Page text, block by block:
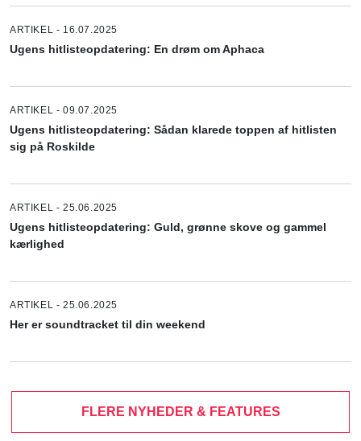
ARTIKEL - 16.07.2025
Ugens hitlisteopdatering: En drøm om Aphaca
ARTIKEL - 09.07.2025
Ugens hitlisteopdatering: Sådan klarede toppen af hitlisten
sig på Roskilde
ARTIKEL - 25.06.2025
Ugens hitlisteopdatering: Guld, grønne skove og gammel
kærlighed
ARTIKEL - 25.06.2025
Her er soundtracket til din weekend
FLERE NYHEDER & FEATURES